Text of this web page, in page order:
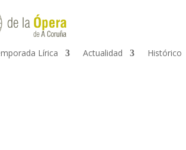
Lírica Actualidad Histórico